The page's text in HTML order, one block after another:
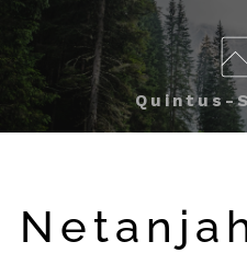
Quintus-